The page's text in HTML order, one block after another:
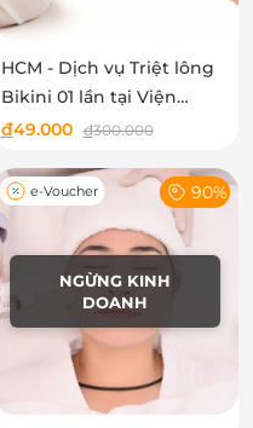
HCM - Dịch vụ Triệt lông
Bikini 01 lần tại Viện
Thẩm Mỹ Ladova
đ49.000 đ300.000
NGỪNG KINH
DOANH
e-Voucher 90%